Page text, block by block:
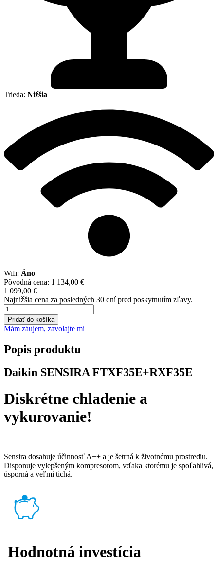
Trieda: Nižšia
Wifi: Áno
Pôvodná cena: 1 134,00 €
1 099,00 €
Najnižšia cena za posledných 30 dní pred poskytnutím zľavy.
množstvo
Daikin
Sensira
3,5
FTXF35E+RXF35E
Pridať do košíka
Mám záujem, zavolajte mi
Popis produktu
Daikin SENSIRA FTXF35E+RXF35E
Diskrétne chladenie a
vykurovanie!
Sensira dosahuje účinnosť A++ a je šetrná k životnému prostrediu.
Disponuje vylepšeným kompresorom, vďaka ktorému je spoľahlivá,
úsporná a veľmi tichá.
Hodnotná investícia